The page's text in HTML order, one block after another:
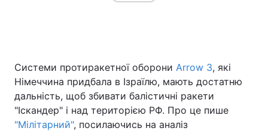
Системи протиракетної оборони Arrow 3, які
Німеччина придбала в Ізраїлю, мають достатню
дальність, щоб збивати балістичні ракети
"Іскандер" і над територією РФ. Про це пише
"Мілітарний", посилаючись на аналіз